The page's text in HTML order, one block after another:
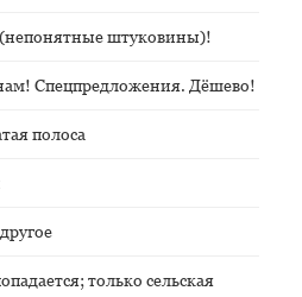
штуковины)!
Спецпредложения. Дёшево!
полоса
только сельская